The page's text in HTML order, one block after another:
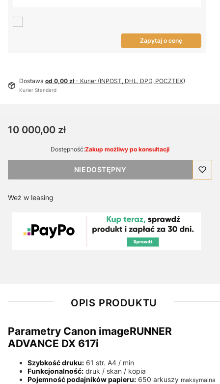
Zapytaj o cenę
Dostawa od 0,00 zł- Kurier (INPOST, DHL, DPD, POCZTEX)
Kurier Standard
Cena
10 000,00 zł
Dostępność:Zakup możliwy po konsultacji
NIEDOSTĘPNY
Weź w leasing
OPIS PRODUKTU
Parametry Canon imageRUNNER
ADVANCE DX 617i
Szybkość druku: 61 str. A4 / min
Funkcjonalność: druk / skan / kopia
Pojemność podajników papieru: 650 arkuszy maksymalna